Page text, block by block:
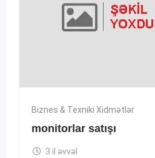
Biznes & Texniki Xidmətlər
monitorlar satışı
3 il əvvəl